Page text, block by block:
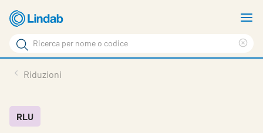
Log
visionare
Cerca
Cerca
Su Lindab
Riduzioni
RLU